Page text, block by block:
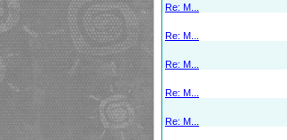
Re: M...
Re: M...
Re: M...
Re: M...
Re: M...